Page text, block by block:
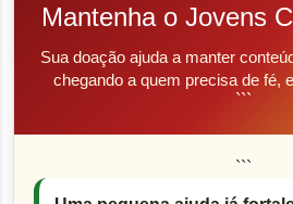
Mantenha o Jovens
Sua doação ajuda a manter
chegando a quem precisa de fé,
```
```